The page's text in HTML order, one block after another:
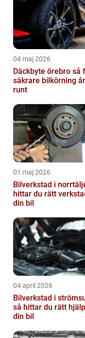
04 maj 2026
Däckbyte örebro så får du
säkrare bilkörning
runt
01 maj 2026
Bilverkstad i norrtälje
hittar du rätt
din bil
04 april 2026
Bilverkstad i
så hittar du rätt
din bil